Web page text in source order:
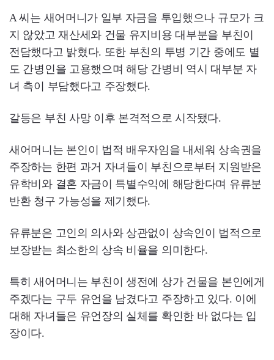
A 씨는 새어머니가 일부 자금을 투입했으나 규모가 크
지 않았고 재산세와 건물 유지비용 대부분을 부친이
전담했다고 밝혔다. 또한 부친의 투병 기간 중에도 별
도 간병인을 고용했으며 해당 간병비 역시 대부분 자
녀 측이 부담했다고 주장했다.
갈등은 부친 사망 이후 본격적으로 시작됐다.
새어머니는 본인이 법적 배우자임을 내세워 상속권을
주장하는 한편 과거 자녀들이 부친으로부터 지원받은
유학비와 결혼 자금이 특별수익에 해당한다며 유류분
반환 청구 가능성을 제기했다.
유류분은 고인의 의사와 상관없이 상속인이 법적으로
보장받는 최소한의 상속 비율을 의미한다.
특히 새어머니는 부친이 생전에 상가 건물을 본인에게
주겠다는 구두 유언을 남겼다고 주장하고 있다. 이에
대해 자녀들은 유언장의 실체를 확인한 바 없다는 입
장이다.